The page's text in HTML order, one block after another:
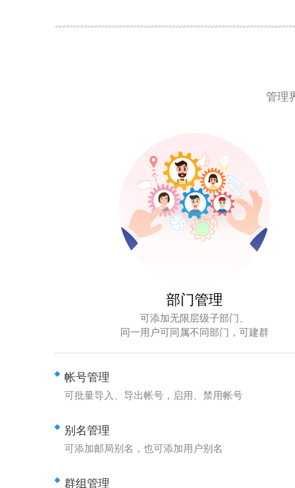
管理
部门管理
可添加无限层级子部门、
同一用户可同属不同部门，可建群
帐号管理
可批量导入、导出帐号，启用、禁用帐号
别名管理
可添加邮局别名，也可添加用户别名
群组管理